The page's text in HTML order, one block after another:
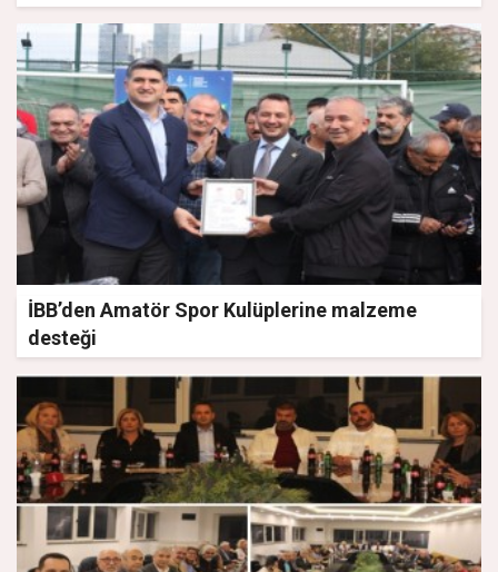
İBB’den Amatör Spor Kulüplerine malzeme
desteği